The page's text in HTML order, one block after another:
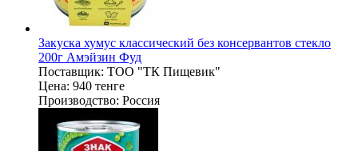
Закуска хумус классический без консервантов стекло
200г Амэйзин Фуд
Поставщик: ТОО "ТК Пищевик"
Цена: 940 тенге
Производство: Россия